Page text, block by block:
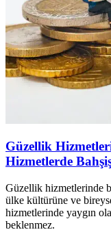
Güzellik
Hizmetlerde
Güzellik hizmetlerinde
ülke kültürüne ve
hizmetlerinde yaygın
beklenmez.